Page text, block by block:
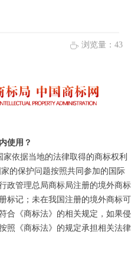
使用？
依据当地的法律取得的商标权利
的保护问题按照共同参加的国际
政管理总局商标局注册的境外商标
标记；未在我国注册的境外商标可
合《商标法》的相关规定，如果侵
照《商标法》的规定承担相关法律
ꄘ 浏览量： 43